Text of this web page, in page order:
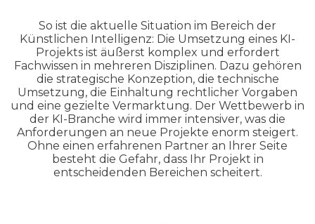
So ist die aktuelle Situation im Bereich der
Künstlichen Intelligenz: Die Umsetzung eines KI-
Projekts ist äußerst komplex und erfordert
Fachwissen in mehreren Disziplinen. Dazu gehören
die strategische Konzeption, die technische
Umsetzung, die Einhaltung rechtlicher Vorgaben
und eine gezielte Vermarktung. Der Wettbewerb in
der KI-Branche wird immer intensiver, was die
Anforderungen an neue Projekte enorm steigert.
Ohne einen erfahrenen Partner an Ihrer Seite
besteht die Gefahr, dass Ihr Projekt in
entscheidenden Bereichen scheitert.